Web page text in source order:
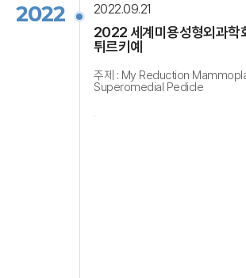
2022 2022.09.21
2022 세계미용성형외과학
튀르키예
주제 : My Reduction
Superomedial Pedicle